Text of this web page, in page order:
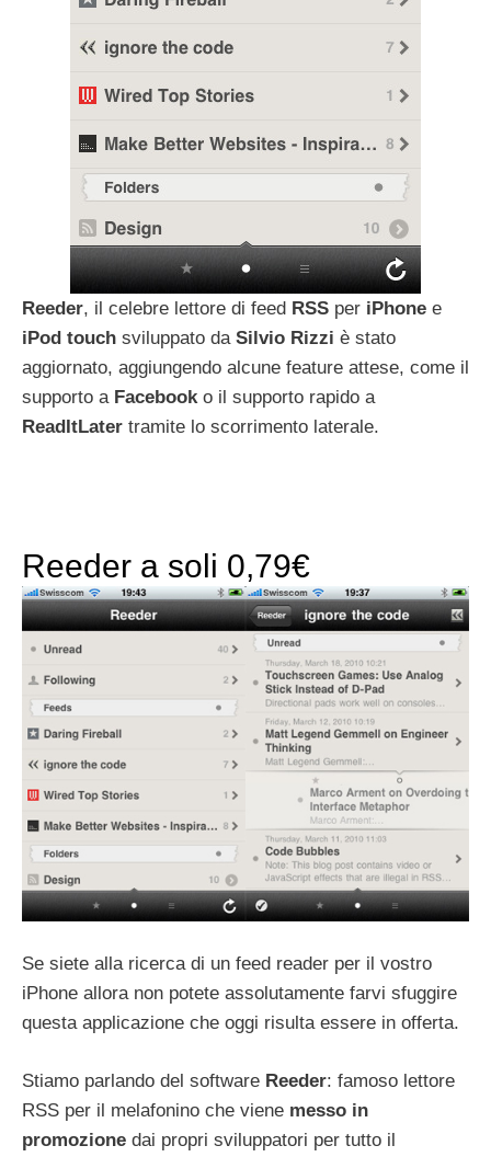
Reeder, il celebre lettore di feed RSS per iPhone e
iPod touch sviluppato da Silvio Rizzi è stato
aggiornato, aggiungendo alcune feature attese, come il
supporto a Facebooko il supporto rapido a
ReadItLater tramite lo scorrimento laterale.
Reeder a soli 0,79€
Se siete alla ricerca di un feed reader per il vostro
iPhone allora non potete assolutamente farvi sfuggire
questa applicazione che oggi risulta essere in offerta.
Stiamo parlando del software Reeder: famoso lettore
RSS per il melafonino che viene messo in
promozione dai propri sviluppatori per tutto il